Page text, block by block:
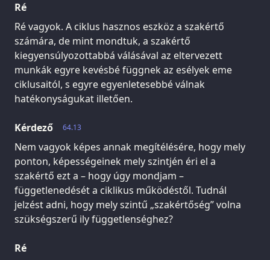
Ré
Ré vagyok. A ciklus hasznos eszköz a szakértő
számára, de mint mondtuk, a szakértő
kiegyensúlyozottabbá válásával az eltervezett
munkák egyre kevésbé függnek az esélyek eme
ciklusaitól, s egyre egyenletesebbé válnak
hatékonyságukat illetően.
64.13
Kérdező
Nem vagyok képes annak megítélésére, hogy mely
ponton, képességeinek mely szintjén éri el a
szakértő ezt a – hogy úgy mondjam –
függetlenedését a ciklikus működéstől. Tudnál
jelzést adni, hogy mely szintű „szakértőség” volna
szükségszerű ily függetlenséghez?
Ré